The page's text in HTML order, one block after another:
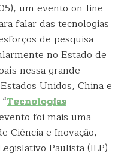
um evento on-line
falar das tecnologias
de pesquisa
no Estado de
nessa grande
Unidos, China e
Tecnologias
foi mais uma
Ciência e Inovação,
Paulista (ILP)